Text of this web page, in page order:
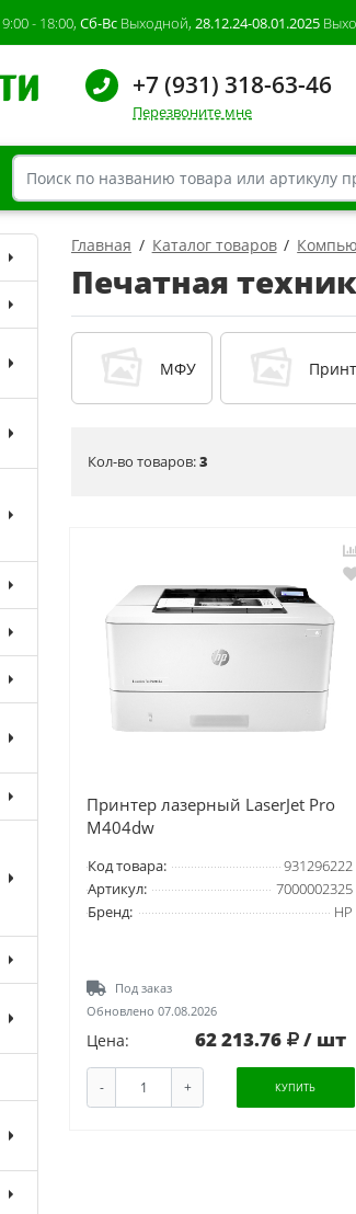
9:00 - 18:00, Сб-Вс Выходной, 28.12.24-08.01.2025
+7 (931) 318-63-46
Перезвоните мне
Главная Каталог товаров
Печатная
МФУ
Кол-во товаров:3
Принтер лазерный LaserJet Pro
M404dw
Код товара:
931296222
Артикул:
7000002325
Бренд:
HP
Под заказ
Обновлено 07.08.2026
Цена: 62 213.76 / шт
- + КУПИТЬ